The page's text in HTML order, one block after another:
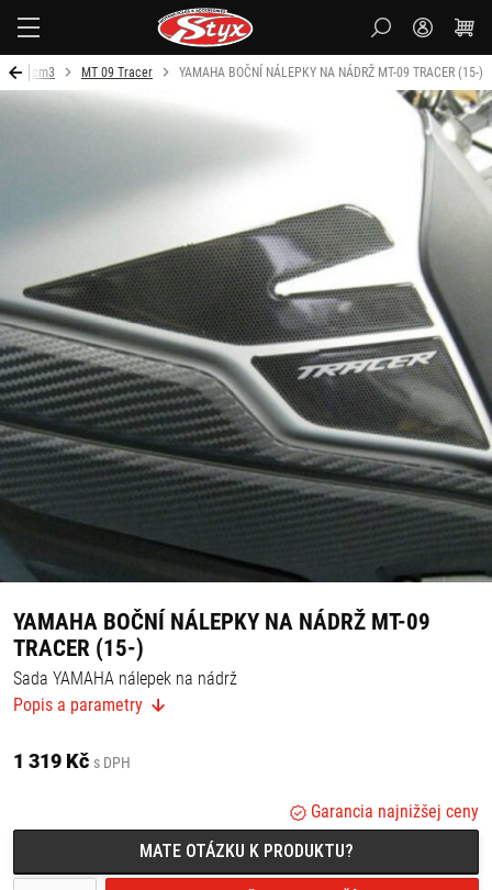
cm3 MT 09 Tracer YAMAHA BOČNÍ NÁLEPKY NA NÁDRŽ MT-09 TRACER (15-)
YAMAHA BOČNÍ NÁLEPKY NA NÁDRŽ MT-09
TRACER (15-)
Sada YAMAHA nálepek na nádrž
Chrání nádrž před drobnými škrábanci.
Vhodné pro:
Popis a parametry
1 319 Kč s DPH
Garancia najnižšej ceny
MATE OTÁZKU K PRODUKTU?